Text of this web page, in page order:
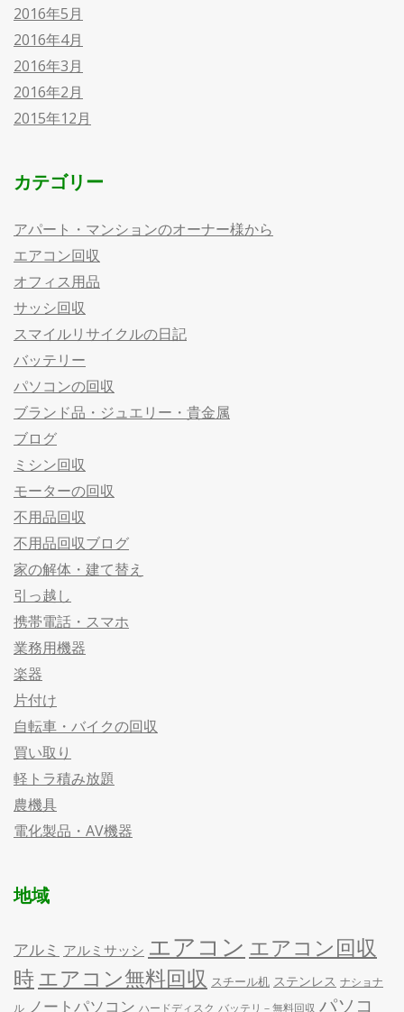
2016年5月
2016年4月
2016年3月
2016年2月
2015年12月
カテゴリー
アパート・マンションのオーナー様から
エアコン回収
オフィス用品
サッシ回収
スマイルリサイクルの日記
バッテリー
パソコンの回収
ブランド品・ジュエリー・貴金属
ブログ
ミシン回収
モーターの回収
不用品回収
不用品回収ブログ
家の解体・建て替え
引っ越し
携帯電話・スマホ
業務用機器
楽器
片付け
自転車・バイクの回収
買い取り
軽トラ積み放題
農機具
電化製品・AV機器
地域
アルミ アルミサッシ エアコン エアコン回収
時エアコン無料回収 スチール机 ステンレス ナショナ
ル ノートパソコン ハードディスク バッテリ－無料回収 パソコ